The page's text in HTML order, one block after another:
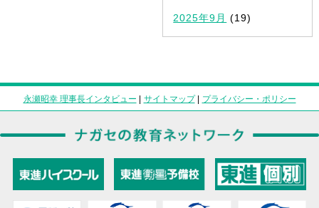
2025年9月 (19)
永瀬昭幸 理事長インタビュー | サイトマップ| プライバシー・ポリシー